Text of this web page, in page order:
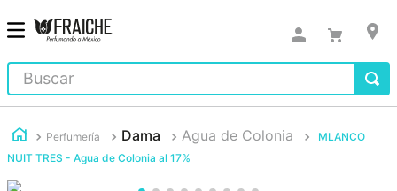
Buscar
Perfumería Dama Agua de Colonia
MLANCO
NUIT TRES - Agua de Colonia al 17%